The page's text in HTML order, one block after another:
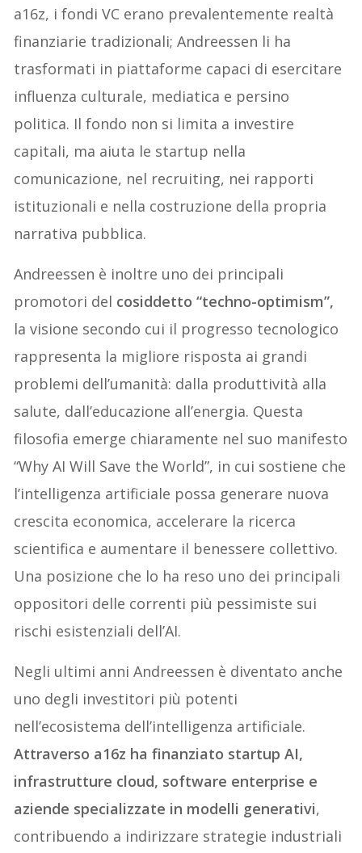
a16z, i fondi VC erano prevalentemente realtà
finanziarie tradizionali; Andreessen li ha
trasformati in piattaforme capaci di esercitare
influenza culturale, mediatica e persino
politica. Il fondo non si limita a investire
capitali, ma aiuta le startup nella
comunicazione, nel recruiting, nei rapporti
istituzionali e nella costruzione della propria
narrativa pubblica.
Andreessen è inoltre uno dei principali
promotori del cosiddetto “techno-optimism”,
la visione secondo cui il progresso tecnologico
rappresenta la migliore risposta ai grandi
problemi dell’umanità: dalla produttività alla
salute, dall’educazione all’energia. Questa
filosofia emerge chiaramente nel suo manifesto
“Why AI Will Save the World”, in cui sostiene che
l’intelligenza artificiale possa generare nuova
crescita economica, accelerare la ricerca
scientifica e aumentare il benessere collettivo.
Una posizione che lo ha reso uno dei principali
oppositori delle correnti più pessimiste sui
rischi esistenziali dell’AI.
Negli ultimi anni Andreessen è diventato anche
uno degli investitori più potenti
nell’ecosistema dell’intelligenza artificiale.
Attraverso a16z ha finanziato startup AI,
infrastrutture cloud, software enterprise e
aziende specializzate in modelli generativi,
contribuendo a indirizzare strategie industriali